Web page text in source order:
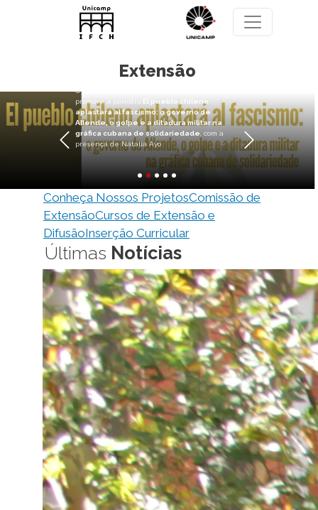
Pasar al contenido principal
Extensão
El pueblo chileno aplastará al
fascismo: o governo de Allende, o
gráfica cubana de solidariedade
O Grupo de Estudos de História da América,
promove a palestra
El pueblo chileno
aplastará al fascismo: o governo de
Allende, o golpe e a ditadura militar na
gráfica cubana de solidariedade , com a
presença de Natalia Ayo
Anterior Siguiente
Conheça Nossos ProjetosComissão de
ExtensãoCursos de Extensão e
DifusãoInserção Curricular
Últimas Notícias